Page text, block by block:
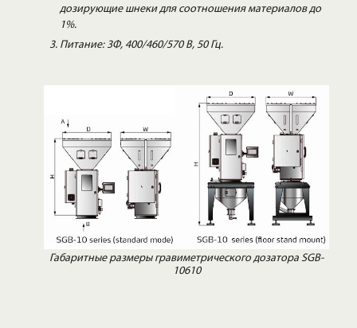
дозирующие шнеки для соотношения материалов до
1%.
Питание: 3Ф, 400/460/570 В, 50 Гц.
Габаритные размеры гравиметрического дозатора SGB-
10610